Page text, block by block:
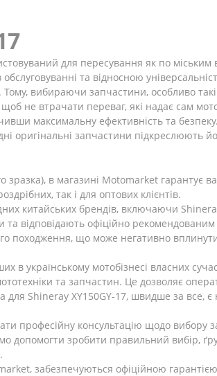
для пересування як по міським
та відносною
Тому, вибираючи запчастини, особливо
не втрачати переваг, які надає сам
максимальну ефективність та
оригінальні запчастини підкреслюють
в магазині Motomarket гарантує
так і для оптових клієнтів.
китайських брендів, включаючи
відповідають офіційно
походження, що може негативно
в українському мотобізнесі власних
та запчастин. Це дозволяє
Shineray XY150GY-17, швидше за все, є
професійну консультацію щодо вибору
допомогти зробити правильний вибір,
забезпечуються офіційною